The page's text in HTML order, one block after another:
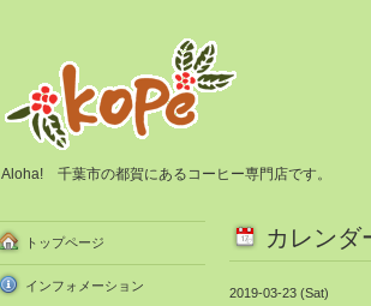
Aloha! 千葉市の都賀にあるコーヒー専門店です。
カレンダ
2019-03-23 (Sat)
トップページ
インフォメーション